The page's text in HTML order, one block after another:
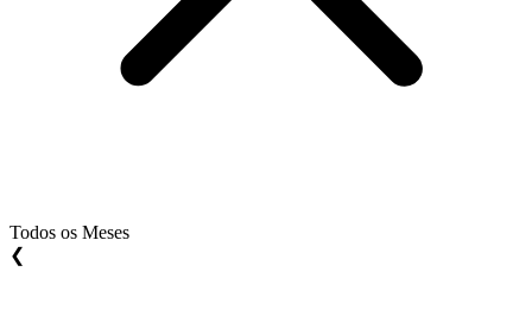
Todos os Meses
❮